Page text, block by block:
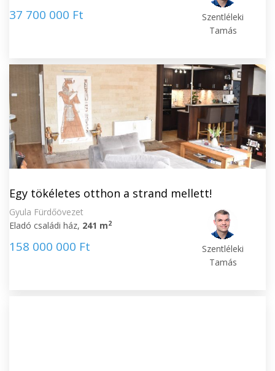
37 700 000 Ft
Szentléleki
Tamás
Egy tökéletes otthon a strand mellett!
Gyula Fürdőövezet
Eladó családi ház, 241 m2
158 000 000 Ft
Szentléleki
Tamás